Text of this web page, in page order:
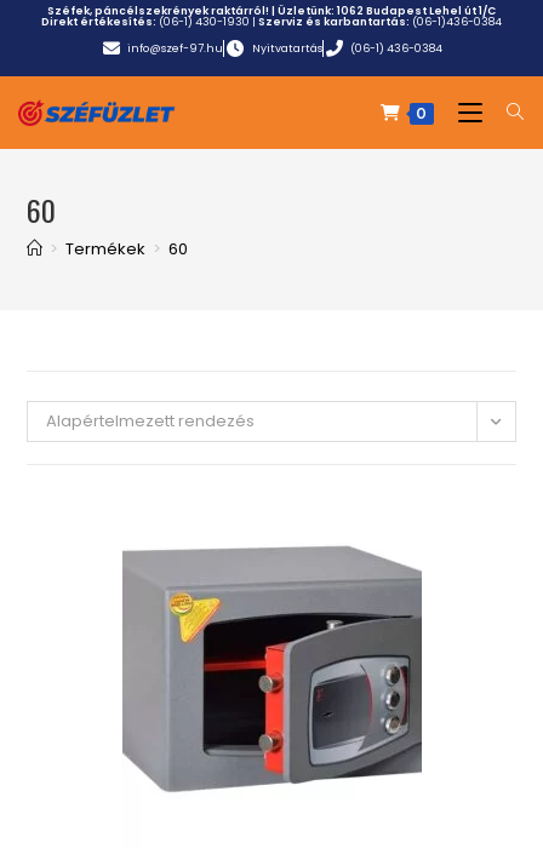
Széfek, páncélszekrények raktárról! | Üzletünk:1062 Budapest Lehel út 1/C
Direkt értékesítés: (06-1) 430-1930 | Szerviz és karbantartás: (06-1)436-0384
info@szef-97.hu
Nyitvatartás (06-1) 436-0384
0
60
> Termékek > 60
Alapértelmezett rendezés